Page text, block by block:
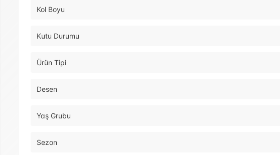
Kol Boyu
Kutu Durumu
Ürün Tipi
Desen
Yaş Grubu
Sezon